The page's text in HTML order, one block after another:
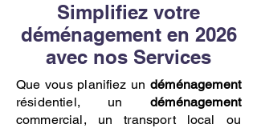
Simplifiez votre
déménagement en 2026
avec nos Services
Que vous planifiez undéménagement
résidentiel, undéménagement
commercial, un transport local ou